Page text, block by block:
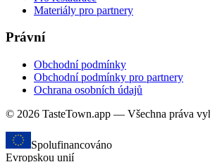
Materiály pro partnery
Právní
Obchodní podmínky
Obchodní podmínky pro partnery
Ochrana osobních údajů
© 2026 TasteTown.app — Všechna práva
Spolufinancováno
Evropskou unií